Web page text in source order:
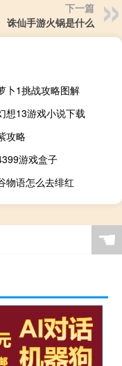
下一篇
诛仙手游火锅是什么
卜1挑战攻略图解
想13游戏小说下载
攻略
游戏盒子
物语怎么去绯红
☚